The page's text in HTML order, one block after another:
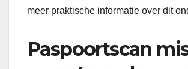
meer praktische informatie over dit
Paspoortscan